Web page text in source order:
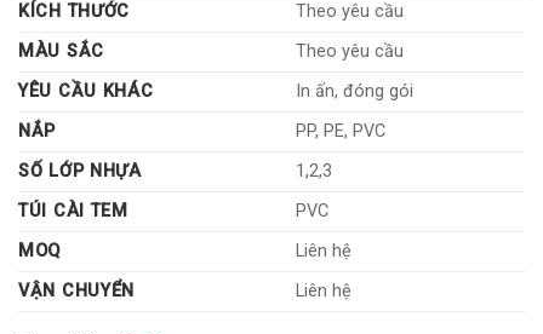
KÍCH THƯỚC
Theo yêu cầu
MÀU SẮC
Theo yêu cầu
YÊU CẦU KHÁC
In ấn, đóng gói
NẮP
PP, PE, PVC
SỐ LỚP NHỰA
1,2,3
TÚI CÀI TEM
PVC
MOQ
Liên hệ
VẬN CHUYỂN
Liên hệ